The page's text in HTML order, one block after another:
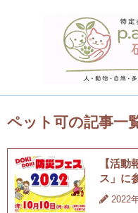
ペット可の記事一
【活
ス」に
2022